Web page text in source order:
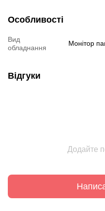
Особливості
Вид
обладнання
Монітор
Відгуки
Додайте